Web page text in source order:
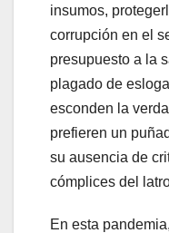
insumos,
corrupción en el
presupuesto a la
plagado de
esconden la
prefieren un
su ausencia de
cómplices del
En esta